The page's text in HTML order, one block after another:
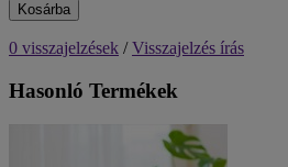
Kosárba
0 visszajelzések /Visszajelzés írás
Hasonló Termékek